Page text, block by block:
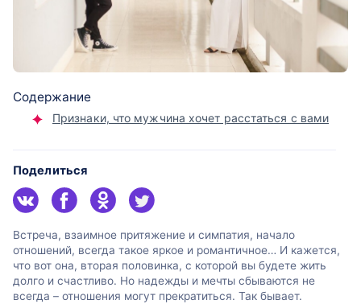
Содержание
Признаки, что мужчина хочет расстаться с вами
Поделиться
Встреча, взаимное притяжение и симпатия, начало
отношений, всегда такое яркое и романтичное… И кажется,
что вот она, вторая половинка, с которой вы будете жить
долго и счастливо. Но надежды и мечты сбываются не
всегда – отношения могут прекратиться. Так бывает.